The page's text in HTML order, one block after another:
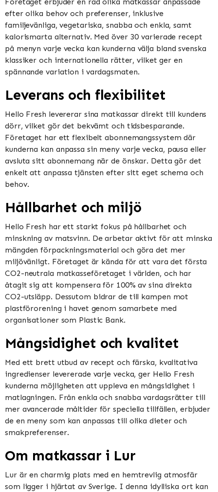
efter olika behov och preferenser, inklusive
familjevänliga, vegetariska, snabba och enkla, samt
kalorismarta alternativ. Med över 30 varierade recept
på menyn varje vecka kan kunderna välja bland svenska
klassiker och internationella rätter, vilket ger en
spännande variation i vardagsmaten.
Leverans och flexibilitet
Hello Fresh levererar sina matkassar direkt till kundens
dörr, vilket gör det bekvämt och tidsbesparande.
Företaget har ett flexibelt abonnemangssystem där
kunderna kan anpassa sin meny varje vecka, pausa eller
avsluta sitt abonnemang när de önskar. Detta gör det
enkelt att anpassa tjänsten efter sitt eget schema och
behov.
Hållbarhet och miljö
Hello Fresh har ett starkt fokus på hållbarhet och
minskning av matsvinn. De arbetar aktivt för att minska
mängden förpackningsmaterial och göra det mer
miljövänligt. Företaget är kända för att vara det första
CO2-neutrala matkasseföretaget i världen, och har
åtagit sig att kompensera för 100% av sina direkta
CO2-utsläpp. Dessutom bidrar de till kampen mot
plastförorening i havet genom samarbete med
organisationer som Plastic Bank.
Mångsidighet och kvalitet
Med ett brett utbud av recept och färska, kvalitativa
ingredienser levererade varje vecka, ger Hello Fresh
kunderna möjligheten att uppleva en mångsidighet i
matlagningen. Från enkla och snabba vardagsrätter till
mer avancerade måltider för speciella tillfällen, erbjuder
de en meny som kan anpassas till olika dieter och
smakpreferenser.
Om matkassar i Lur
Lur är en charmig plats med en hemtrevlig atmosfär
som ligger i hjärtat av Sverige. I denna idylliska ort kan